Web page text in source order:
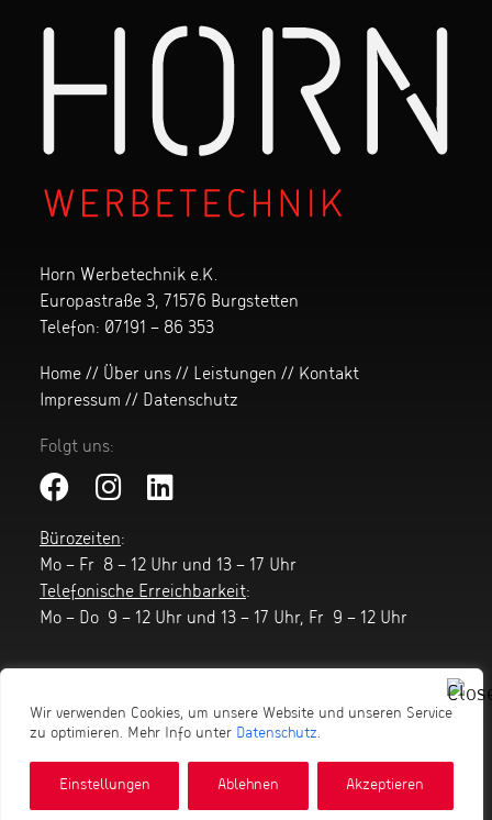
Wir verwenden Cookies, um unsere Website und unseren Service
zu optimieren. Mehr Info unter Datenschutz.
Einstellungen Ablehnen Akzeptieren
Horn Werbetechnik e.K.
Europastraße 3, 71576 Burgstetten
Telefon: 07191 – 86 353
Home // Über uns // Leistungen // Kontakt
Impressum // Datenschutz
Folgt uns:
Bürozeiten:
Mo – Fr 8 – 12 Uhr und 13 – 17 Uhr
Telefonische Erreichbarkeit:
Mo – Do 9 – 12 Uhr und 13 – 17 Uhr, Fr 9 – 12 Uhr